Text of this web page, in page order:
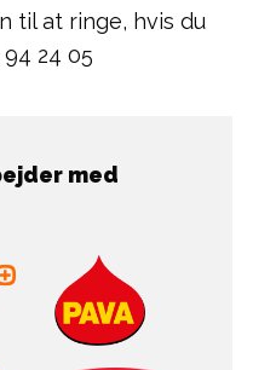
til at ringe, hvis du
94 24 05
med